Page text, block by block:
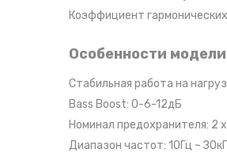
Коэффициент
Особенности модели
Стабильная работа на
Bass Boost: 0-6-12дБ
Номинал предохранителя: 2
Диапазон частот: 10Гц ~